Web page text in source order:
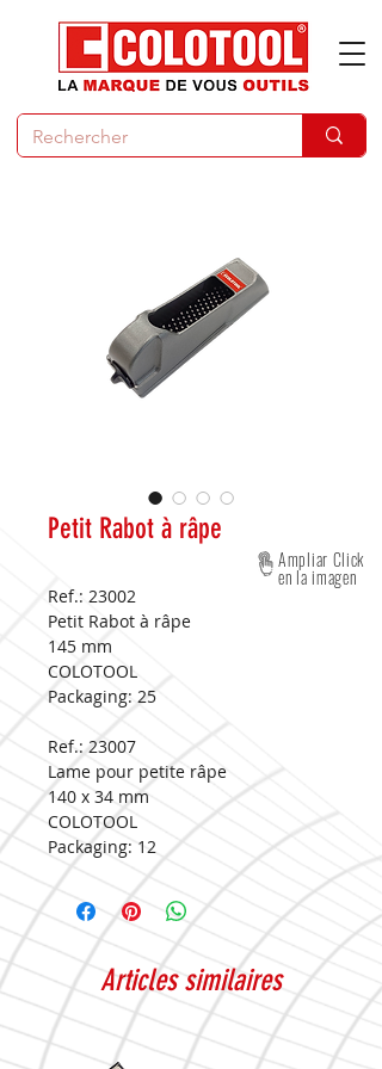
Petit Rabot à râpe
Ref.: 23002
Petit Rabot à râpe
145 mm
COLOTOOL
Packaging: 25
Ref.: 23007
Lame pour petite râpe
140 x 34 mm
COLOTOOL
Packaging: 12
Ampliar Click
en la imagen
Articles similaires